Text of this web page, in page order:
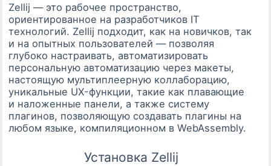
Zellij — это рабочее пространство,
ориентированное на разработчиков IT
технологий. Zellij подходит, как на новичков, так
и на опытных пользователей — позволяя
глубоко настраивать, автоматизировать
персональную автоматизацию через макеты,
настоящую мультиплеерную коллаборацию,
уникальные UX-функции, такие как плавающие
и наложенные панели, а также систему
плагинов, позволяющую создавать плагины на
любом языке, компиляционном в WebAssembly.
Установка Zellij